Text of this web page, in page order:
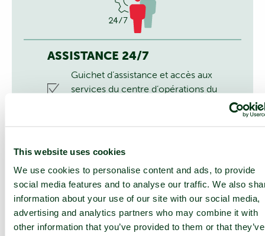
This website uses cookies
We use cookies to personalise content and ads, to provide
social media features and to analyse our traffic. We also
information about your use of our site with our social media,
advertising and analytics partners who may combine it with
other information that you’ve provided to them or that they’ve
ASSISTANCE 24/7
Guichet d’assistance et accès aux
services du centre d’opérations du